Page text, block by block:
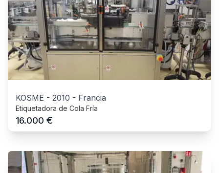
KOSME - 2010 - Francia
Etiquetadora de Cola Fría
16.000 €